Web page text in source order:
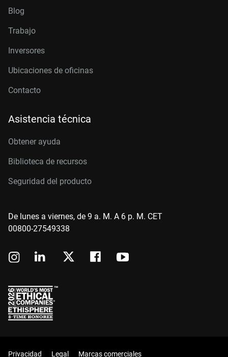
Blog
Trabajo
Inversores
Ubicaciones de oficinas
Contacto
Asistencia técnica
Obtener ayuda
Biblioteca de recursos
Seguridad del producto
De lunes a viernes, de 9 a. M. A 6 p. M. CET
00800-27549338
Privacidad Legal Marcas comerciales